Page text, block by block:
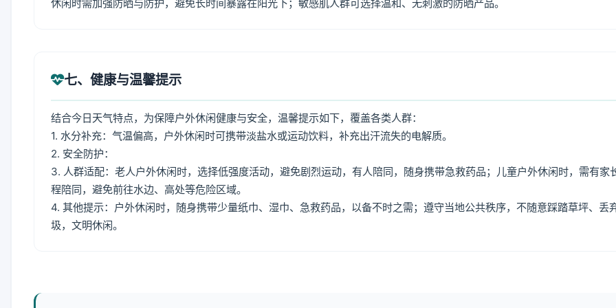
休闲时需加强防晒与防护，避免长时间暴露在阳光下；敏感肌人群可选择温和、无刺激的防晒产品。
七、健康与温馨提示
结合今日天气特点，为保障户外休闲健康与安全，温馨提示如下，覆盖各类人群：
1. 水分补充：气温偏高，户外休闲时可携带淡盐水或运动饮料，补充出汗流失的电解质。
2. 安全防护：
3. 人群适配：老人户外休闲时，选择低强度活动，避免剧烈运动，有人陪同，随身携带急救药品；儿童户外休闲时，需有家
程陪同，避免前往水边、高处等危险区域。
4. 其他提示：户外休闲时，随身携带少量纸巾、湿巾、急救药品，以备不时之需；遵守当地公共秩序，不随意踩踏草坪、丢
圾，文明休闲。